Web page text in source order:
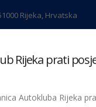
Rijeka, Hrvatska
pregled Pomoć
Rijeka prati
Autokluba Rijeka